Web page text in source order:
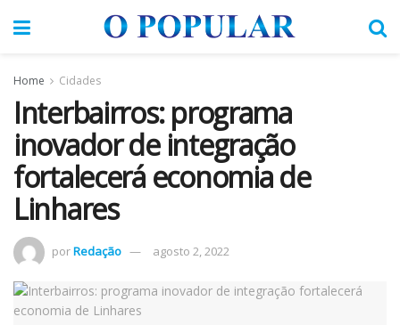
Home Cidades
Interbairros: programa
inovador de integração
fortalecerá economia de
Linhares
porRedação agosto 2, 2022